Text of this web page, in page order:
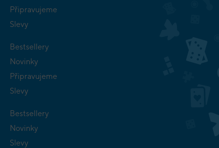
Připravujeme
Slevy
Bestsellery
Novinky
Připravujeme
Slevy
Bestsellery
Novinky
Slevy